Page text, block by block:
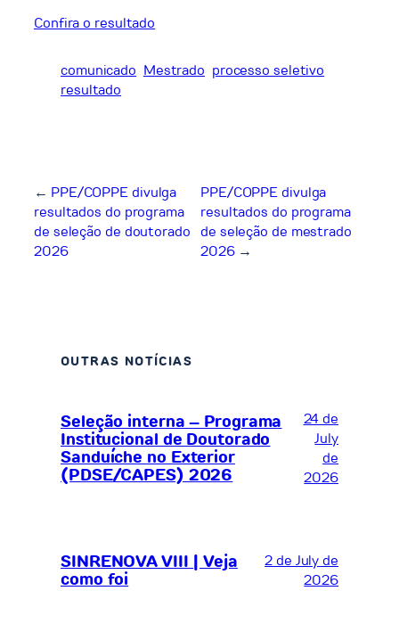
Confira o resultado
comunicado Mestrado processo seletivo
resultado
← PPE/COPPE divulga
resultados do programa
de seleção de doutorado
2026
PPE/COPPE divulga
resultados do programa
de seleção de mestrado
2026 →
OUTRAS NOTÍCIAS
Seleção interna – Programa
Institucional de Doutorado
Sanduíche no Exterior
(PDSE/CAPES) 2026
24 de
July
de
2026
SINRENOVA VIII | Veja
como foi
2 de July de
2026